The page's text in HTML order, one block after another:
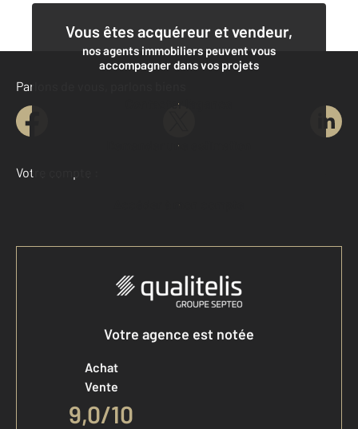
Vous êtes acquéreur et vendeur,
nos agents immobiliers peuvent vous
accompagner dans vos projets
Contacter l'agence
Demander une estimation
Parlons de vous, parlons biens
Votre compte :
Accéder à mon compte
Votre agence est notée
Achat
Vente
9,0/10